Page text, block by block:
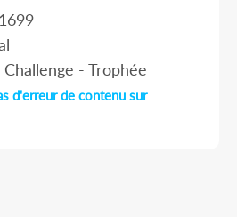
- Trophée
d'erreur de contenu sur